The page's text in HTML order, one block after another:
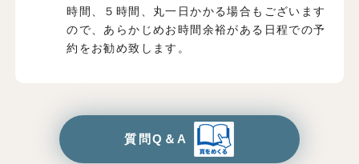
時間、５時間、丸一日かかる場合もございます
ので、あらかじめお時間余裕がある日程での予
約をお勧め致します。
質問Q＆A